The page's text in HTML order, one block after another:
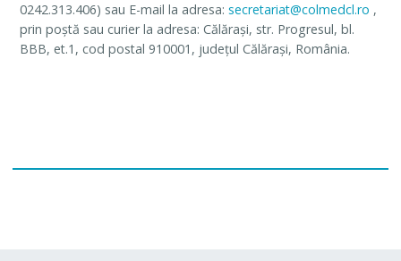
0242.313.406) sau E-mail la adresa: secretariat@colmedcl.ro ,
prin poștă sau curier la adresa: Călărași, str. Progresul, bl.
BBB, et.1, cod postal 910001, județul Călărași, România.